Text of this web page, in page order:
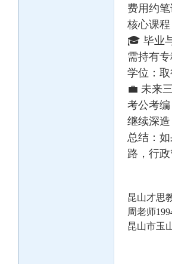
费用约
核心课
🎓 毕业
需持有专
学位：
💼 未来
考公考
继续深
总结：
路，行政
昆山才思
周老师
昆山市玉